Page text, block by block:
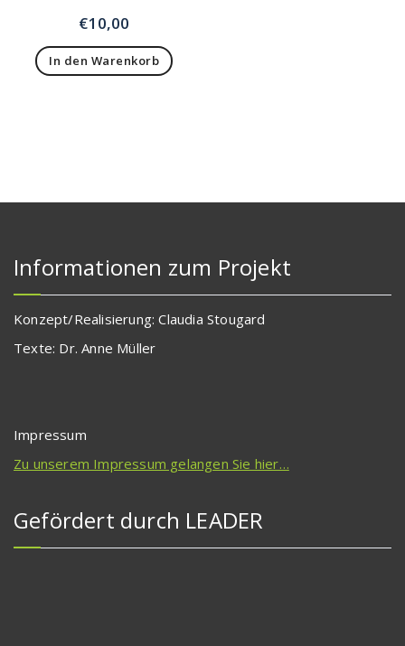
€10,00
In den Warenkorb
Informationen zum Projekt
Konzept/Realisierung: Claudia Stougard
Texte: Dr. Anne Müller
Impressum
Zu unserem Impressum gelangen Sie hier…
Gefördert durch LEADER